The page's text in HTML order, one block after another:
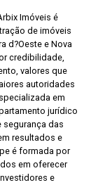
Imóveis é
de imóveis
d?Oeste e Nova
credibilidade,
valores que
autoridades
em
jurídico
das
resultados e
é formada por
em oferecer
e